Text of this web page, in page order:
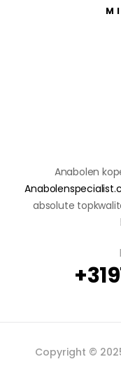
Anabolen
absolute
Copyright ©